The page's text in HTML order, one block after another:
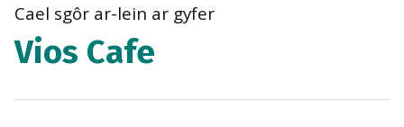
Cael sgôr ar-lein ar gyfer
Vios Cafe